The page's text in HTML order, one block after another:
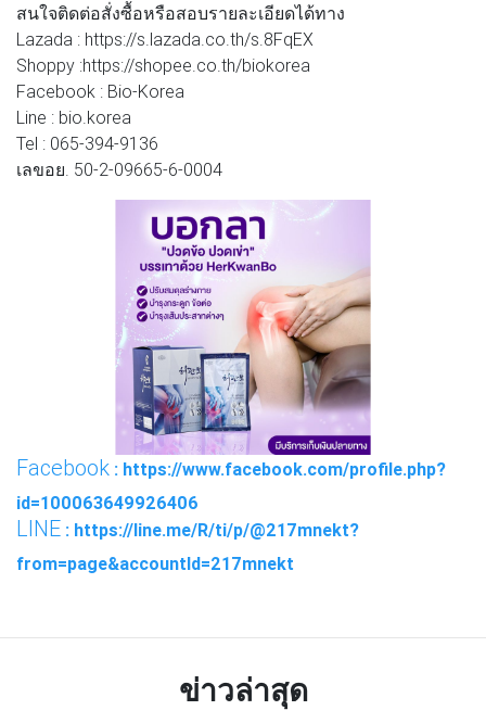
สนใจติดต่อสั่งซื้อหรือสอบรายละเอียดได้ทาง
Lazada : https://s.lazada.co.th/s.8FqEX
Shoppy :https://shopee.co.th/biokorea
Facebook : Bio-Korea
Line : bio.korea
Tel : 065-394-9136
เลขอย. 50-2-09665-6-0004
Facebook : https://www.facebook.com/profile.php?
id=100063649926406
LINE : https://line.me/R/ti/p/@217mnekt?
from=page&accountId=217mnekt
ข่าวล่าสุด